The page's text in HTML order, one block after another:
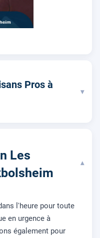
Pros à
▾
Les
▾
l'heure pour toute
en urgence à
également pour